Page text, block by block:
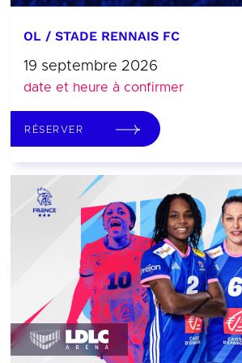
OL / STADE RENNAIS FC
19 septembre 2026
date et heure à confirmer
RÉSERVER